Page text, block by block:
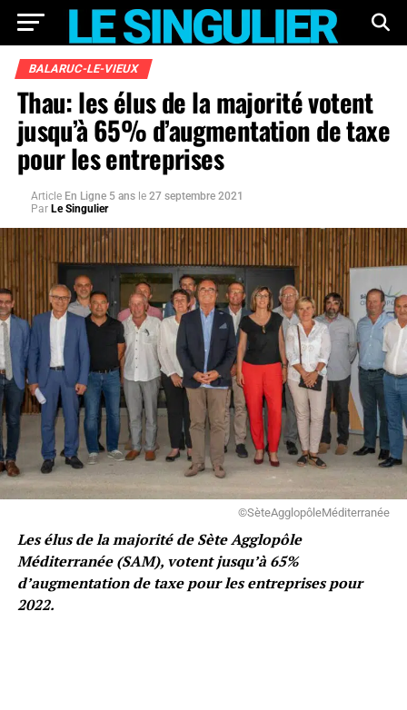
BALARUC-LE-VIEUX
Thau: les élus de la majorité votent
jusqu’à 65% d’augmentation de taxe
pour les entreprises
Article En Ligne 5 ans le 27 septembre 2021
Par Le Singulier
©SèteAgglopôleMéditerranée
Les élus de la majorité de Sète Agglopôle
Méditerranée (SAM), votent jusqu’à 65%
d’augmentation de taxe pour les entreprises pour
2022.